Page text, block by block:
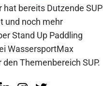
hat bereits Dutzende SUP
und noch mehr
Stand Up Paddling
WassersportMax
Themenbereich SUP.